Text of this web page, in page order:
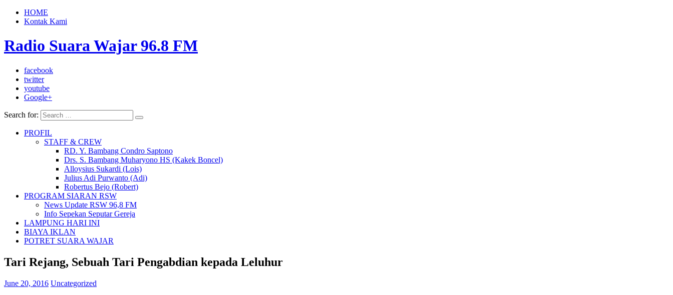
HOME
Kontak Kami
Radio Suara Wajar 96.8 FM
facebook
twitter
youtube
Google+
Search for:
PROFIL
STAFF & CREW
RD. Y. Bambang Condro Saptono
Drs. S. Bambang Muharyono HS (Kakek Boncel)
Alloysius Sukardi (Lois)
Julius Adi Purwanto (Adi)
Robertus Bejo (Robert)
PROGRAM SIARAN RSW
News Update RSW 96,8 FM
Info Sepekan Seputar Gereja
LAMPUNG HARI INI
BIAYA IKLAN
POTRET SUARA WAJAR
Tari Rejang, Sebuah Tari Pengabdian kepada Leluhur
June 20, 2016 Uncategorized